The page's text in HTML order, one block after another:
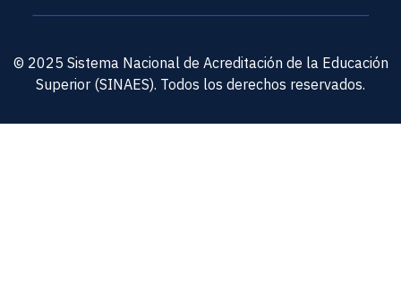
© 2025 Sistema Nacional de Acreditación de la Educación
Superior (SINAES). Todos los derechos reservados.